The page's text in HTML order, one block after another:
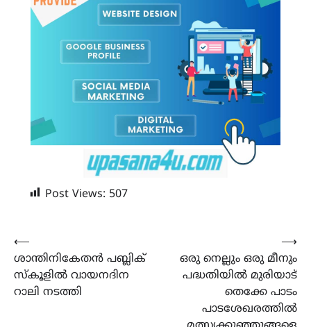
Post Views: 507
Post
navigation
⟵
ശാന്തിനികേതൻ പബ്ലിക്
സ്കൂളിൽ വായനദിന
റാലി നടത്തി
ഒരു നെല്ലും ഒരു മീനും
പദ്ധതിയിൽ മുരിയാട്
തെക്കേ പാടം
പാടശേഖരത്തിൽ
⟶